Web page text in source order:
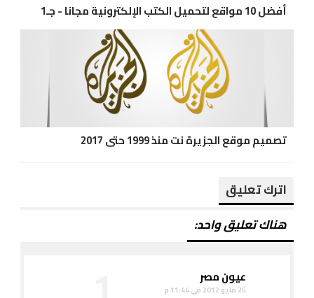
أفضل 10 مواقع لتحميل الكتب الإلكترونية مجانا - جـ1
تصميم موقع الجزيرة نت منذ 1999 حتى 2017
اترك تعليق
هناك تعليق واحد:
عيون مصر
25 مايو 2012 في 11:44 م